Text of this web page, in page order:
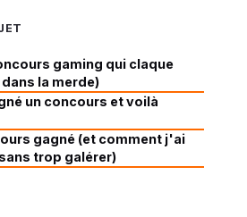
gaming qui claque
la merde)
un concours et voilà
gagné (et comment j'ai
trop galérer)